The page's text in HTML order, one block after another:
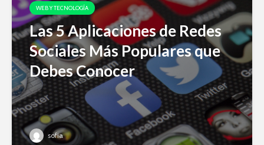
WEB Y TECNOLOGÍA
Las 5 Aplicaciones de Redes
Sociales Más Populares que
Debes Conocer
sofia